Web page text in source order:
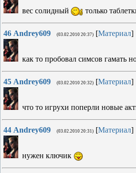
вес солидный только
46 Andrey609 (03.02.2010 20:37) [Материал]
как то пробовал симсов гамать
45 Andrey609 (03.02.2010 20:32) [Материал]
что то игрухи поперли новые
44 Andrey609 (03.02.2010 20:31) [Материал]
нужен ключик